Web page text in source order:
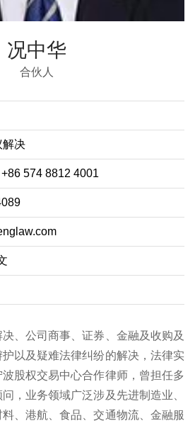
况中华
合伙人
解决
574 8812 4001
、公司商事、证券、金融及收购及
以及疑难法律纠纷的解决，法律实
股权交易中心合作律师，曾担任多
，业务领域广泛涉及先进制造业、
、港航、食品、交通物流、金融服